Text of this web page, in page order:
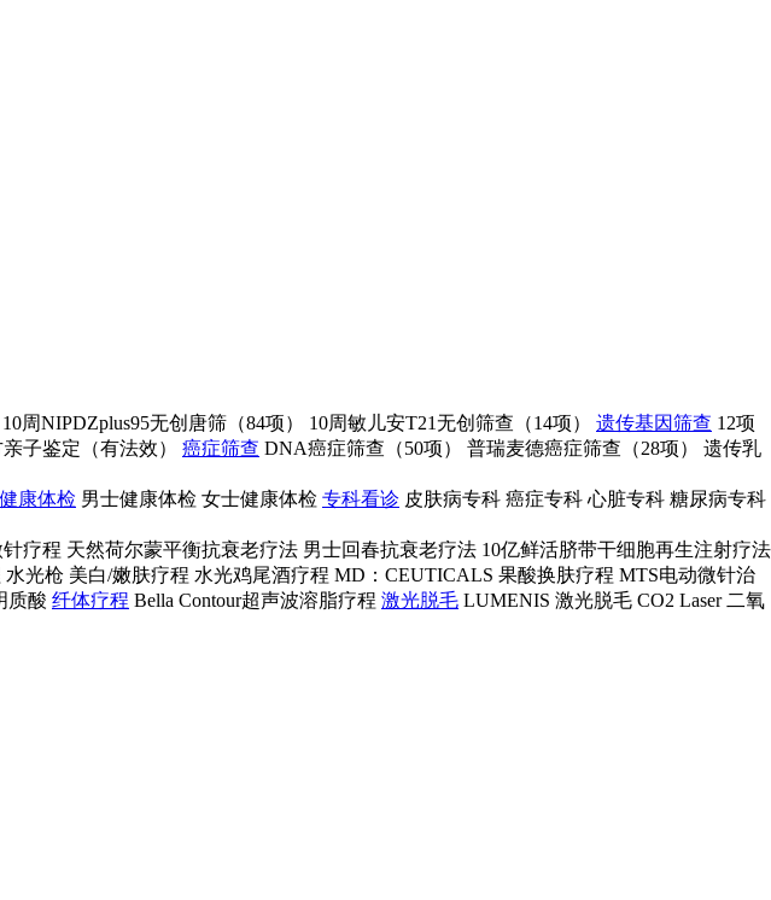
10周NIPDZplus95无创唐筛（84项） 10周敏儿安T21无创筛查（14项） 遗传基因筛查 12项
子鉴定（有法效） 癌症筛查 DNA癌症筛查（50项） 普瑞麦德癌症筛查（28项）
遗传乳
康体检 男士健康体检 女士健康体检 专科看诊 皮肤病专科 癌症专科 心脏专科 糖尿病专科
疗程 天然荷尔蒙平衡抗衰老疗法 男士回春抗衰老疗法 10亿鲜活脐带干细胞再生注射疗法
水光枪 美白/嫩肤疗程 水光鸡尾酒疗程 MD：CEUTICALS 果酸换肤疗程 MTS电动微针治
质酸 纤体疗程 Bella Contour超声波溶脂疗程 激光脱毛 LUMENIS 激光脱毛 CO2 Laser 二氧